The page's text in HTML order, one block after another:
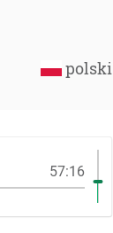
polski
57:16